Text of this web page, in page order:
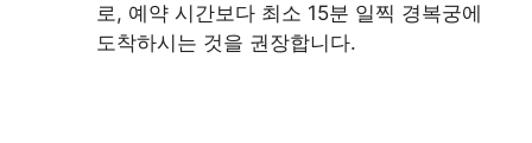
로, 예약 시간보다 최소 15분 일찍 경복궁에
도착하시는 것을 권장합니다.